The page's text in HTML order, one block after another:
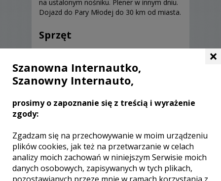
na ustalonym nośniku. Plener w innym dniu.
Dojazd do Pary Młodej do 30 km od miasta.
Sprzęt
pełnoklatkowymi oraz obiektywach
stałogniskowych Sony i Sigma.
błyskowych.
Opinie o fotografie (0)
×
Szanowna Internautko,
Szanowny Internauto,
prosimy o zapoznanie się z treścią i wyrażenie
zgody:
Zgadzam się na przechowywanie w moim urządzeniu
plików cookies, jak też na przetwarzanie w celach
analizy moich zachowań w niniejszym Serwisie moich
danych osobowych, zapisywanych w tych plikach,